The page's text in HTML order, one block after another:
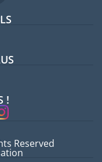
!
Reserved